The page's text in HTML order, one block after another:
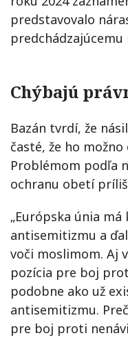
predstavovalo
predchádzajúcemu
Chýbajú
Bazán tvrdí, že
časté, že ho
Problémom podľa
ochranu obetí
„Európska únia
antisemitizmu a
voči moslimom. Aj
pozícia pre boj
podobne ako už
antisemitizmu.
pre boj proti